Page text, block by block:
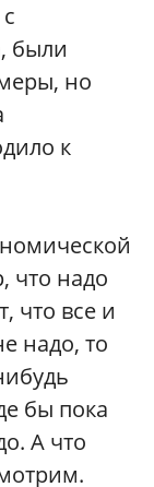
были
но
к
что надо
что все и
надо, то
бы пока
А что